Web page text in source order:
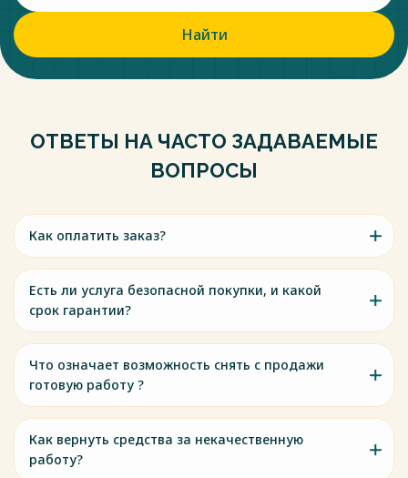
Найти
ОТВЕТЫ НА ЧАСТО ЗАДАВАЕМЫЕ
ВОПРОСЫ
Как оплатить заказ?
Есть ли услуга безопасной покупки, и какой
срок гарантии?
Что означает возможность снять с продажи
готовую работу ?
Как вернуть средства за некачественную
работу?